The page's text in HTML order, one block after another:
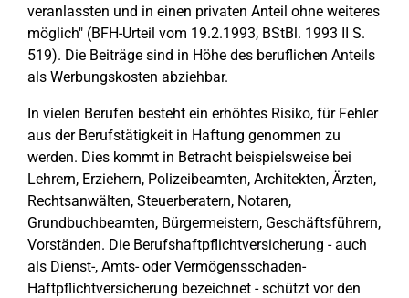
veranlassten und in einen privaten Anteil ohne weiteres
möglich" (BFH-Urteil vom 19.2.1993, BStBl. 1993 II S.
519). Die Beiträge sind in Höhe des beruflichen Anteils
als Werbungskosten abziehbar.
In vielen Berufen besteht ein erhöhtes Risiko, für Fehler
aus der Berufstätigkeit in Haftung genommen zu
werden. Dies kommt in Betracht beispielsweise bei
Lehrern, Erziehern, Polizeibeamten, Architekten, Ärzten,
Rechtsanwälten, Steuerberatern, Notaren,
Grundbuchbeamten, Bürgermeistern, Geschäftsführern,
Vorständen. Die Berufshaftpflichtversicherung - auch
als Dienst-, Amts- oder Vermögensschaden-
Haftpflichtversicherung bezeichnet - schützt vor den